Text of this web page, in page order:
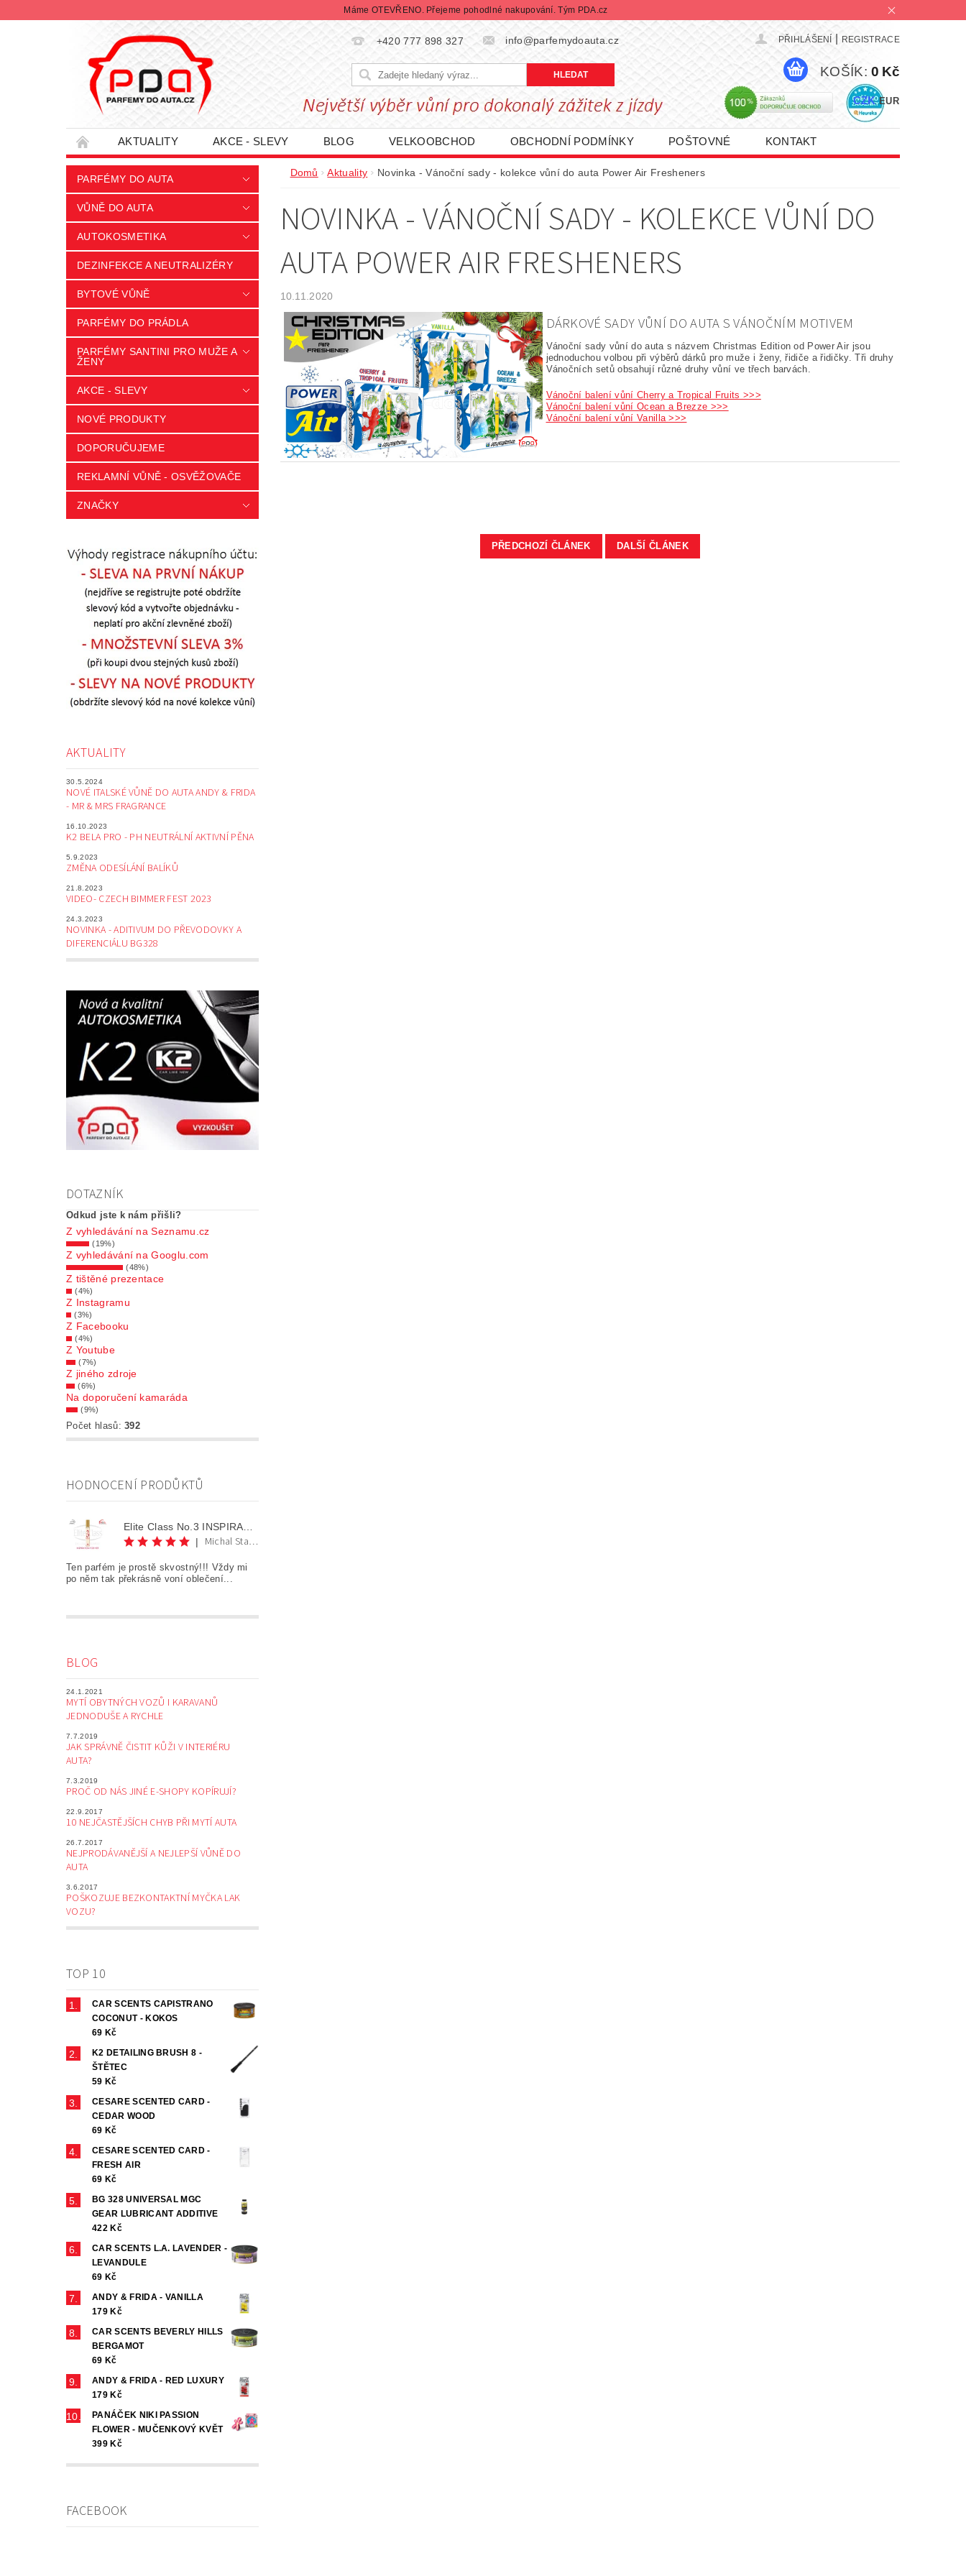
Máme OTEVŘENO. Přejeme pohodlné nakupování. Tým PDA.cz
+420 777 898 327 info@parfemydoauta.cz PŘIHLÁŠENÍ REGISTRACE
CZK EUR
KOŠÍK: 0 Kč
AKTUALITY AKCE - SLEVY BLOG VELKOOBCHOD OBCHODNÍ PODMÍNKY POŠTOVNÉ KONTAKT
HODNOCENÍ OBCHODU PODMÍNKY OCHRANY OSOBNÍCH ÚDAJŮ REKLAMACE ZBOŽÍ PROMO AKCE 1+1 | 2+1 | 3+1
INFORMACE - SLEVOVÉ KUPÓNY
PARFÉMY DO AUTA
VŮNĚ DO AUTA
AUTOKOSMETIKA
DEZINFEKCE A NEUTRALIZÉRY
BYTOVÉ VŮNĚ
PARFÉMY DO PRÁDLA
PARFÉMY SANTINI PRO MUŽE A
ŽENY
AKCE - SLEVY
NOVÉ PRODUKTY
DOPORUČUJEME
REKLAMNÍ VŮNĚ - OSVĚŽOVAČE
ZNAČKY
AKTUALITY
30.5.2024
NOVÉ ITALSKÉ VŮNĚ DO AUTA ANDY & FRIDA
- MR & MRS FRAGRANCE
16.10.2023
K2 BELA PRO - PH NEUTRÁLNÍ AKTIVNÍ PĚNA
5.9.2023
ZMĚNA ODESÍLÁNÍ BALÍKŮ
21.8.2023
VIDEO- CZECH BIMMER FEST 2023
24.3.2023
NOVINKA - ADITIVUM DO PŘEVODOVKY A
DIFERENCIÁLU BG328
DOTAZNÍK
Odkud jste k nám přišli?
Z vyhledávání na Seznamu.cz
(19%)
Z vyhledávání na Googlu.com
(48%)
Z tištěné prezentace
(4%)
Z Instagramu
(3%)
Z Facebooku
(4%)
Z Youtube
(7%)
Z jiného zdroje
(6%)
Na doporučení kamaráda
(9%)
Počet hlasů:392
HODNOCENÍ PRODŮKTŮ
Elite Class No.3 INSPIRATION FOR HER AKCE 1+1
|
Michal Staněk
Ten parfém je prostě skvostný!!! Vždy mi
po něm tak překrásně voní oblečení...
BLOG
24.1.2021
MYTÍ OBYTNÝCH VOZŮ I KARAVANŮ
JEDNODUŠE A RYCHLE
7.7.2019
JAK SPRÁVNĚ ČISTIT KŮŽI V INTERIÉRU
AUTA?
7.3.2019
PROČ OD NÁS JINÉ E-SHOPY KOPÍRUJÍ?
22.9.2017
10 NEJČASTĚJŠÍCH CHYB PŘI MYTÍ AUTA
26.7.2017
NEJPRODÁVANĚJŠÍ A NEJLEPŠÍ VŮNĚ DO
AUTA
3.6.2017
POŠKOZUJE BEZKONTAKTNÍ MYČKA LAK
VOZU?
TOP 10
CAR SCENTS CAPISTRANO
COCONUT - KOKOS
69 Kč
K2 DETAILING BRUSH 8 -
ŠTĚTEC
59 Kč
CESARE SCENTED CARD -
CEDAR WOOD
69 Kč
CESARE SCENTED CARD -
FRESH AIR
69 Kč
BG 328 UNIVERSAL MGC
GEAR LUBRICANT ADDITIVE
422 Kč
CAR SCENTS L.A. LAVENDER -
LEVANDULE
69 Kč
ANDY & FRIDA - VANILLA
179 Kč
CAR SCENTS BEVERLY HILLS
BERGAMOT
69 Kč
ANDY & FRIDA - RED LUXURY
179 Kč
PANÁČEK NIKI PASSION
FLOWER - MUČENKOVÝ KVĚT
399 Kč
FACEBOOK
Domů Aktuality Novinka - Vánoční sady - kolekce vůní do auta Power Air Fresheners
NOVINKA - VÁNOČNÍ SADY - KOLEKCE VŮNÍ DO
AUTA POWER AIR FRESHENERS
10.11.2020
DÁRKOVÉ SADY VŮNÍ DO AUTA S VÁNOČNÍM MOTIVEM
Vánoční sady vůní do auta s názvem Christmas Edition od Power Air jsou
jednoduchou volbou při výběrů dárků pro muže i ženy, řidiče a řidičky. Tři druhy
Vánočních setů obsahují různé druhy vůní ve třech barvách.
Vánoční balení vůní Cherry a Tropical Fruits >>>
Vánoční balení vůní Ocean a Brezze >>>
Vánoční balení vůní Vanilla >>>
PŘEDCHOZÍ ČLÁNEK DALŠÍ ČLÁNEK